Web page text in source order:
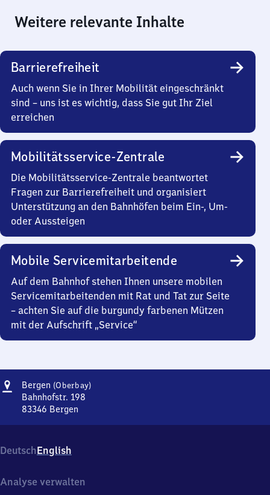
Weitere relevante Inhalte
Barrierefreiheit
Auch wenn Sie in Ihrer Mobilität eingeschränkt
sind – uns ist es wichtig, dass Sie gut Ihr Ziel
erreichen
Mobilitätsservice-Zentrale
Die Mobilitätsservice-Zentrale beantwortet
Fragen zur Barrierefreiheit und organisiert
Unterstützung an den Bahnhöfen beim Ein-, Um-
oder Aussteigen
Mobile Servicemitarbeitende
Auf dem Bahnhof stehen Ihnen unsere mobilen
Servicemitarbeitenden mit Rat und Tat zur Seite
– achten Sie auf die burgundy farbenen Mützen
mit der Aufschrift „Service“
Adresse
Bergen (Oberbay)Bergen
Bahnhofstr. 198
83346 Bergen
Bahnhofstr.
198,
3
DeutschEnglish
Analyse verwalten